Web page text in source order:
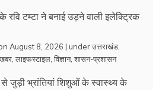
रवि टम्टा ने बनाई उड़ने वाली इलेक्ट्रिक
August 8, 2026 | underउत्तराखंड
लाइफस्टाइल विज्ञान, शासन-प्रशासन
जुड़ी भ्रांतियां शिशुओं के स्वास्थ्य के